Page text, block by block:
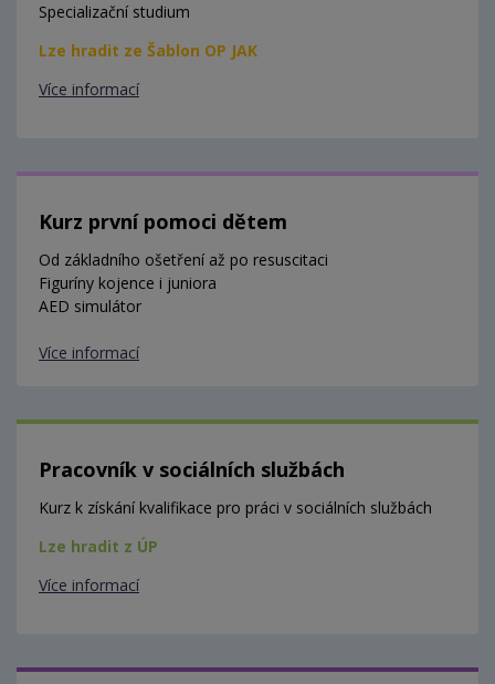
Specializační studium
Lze hradit ze Šablon OP JAK
Více informací
Kurz první pomoci dětem
Od základního ošetření až po resuscitaci
Figuríny kojence i juniora
AED simulátor
Více informací
Pracovník v sociálních službách
Kurz k získání kvalifikace pro práci v sociálních službách
Lze hradit z ÚP
Více informací